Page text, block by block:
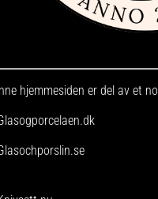
hjemmesiden er del av et